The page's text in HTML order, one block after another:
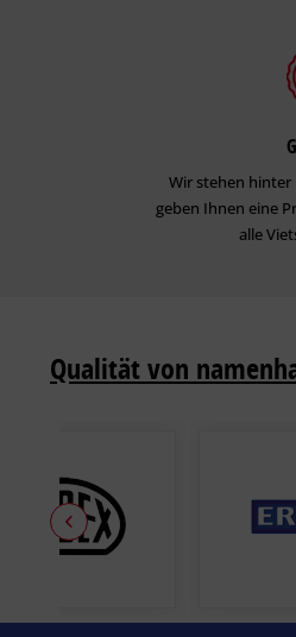
Wir stehen
geben Ihnen eine
alle
Qualität von